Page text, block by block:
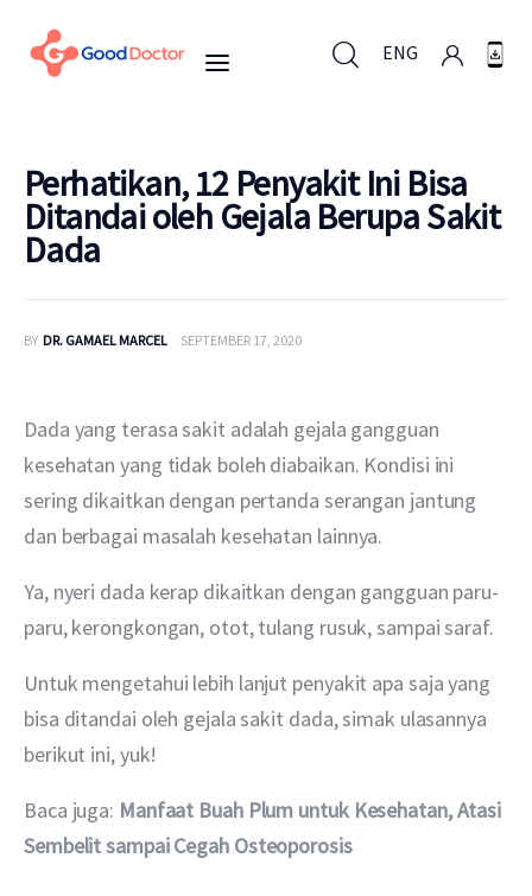
ENG
ENG
Berita
Layanan
Perhatikan, 12 Penyakit Ini Bisa
Ditandai oleh Gejala Berupa Sakit
Dada
BY DR. GAMAEL MARCEL SEPTEMBER 17, 2020
Dada yang terasa sakit adalah gejala gangguan
kesehatan yang tidak boleh diabaikan. Kondisi ini
sering dikaitkan dengan pertanda serangan jantung
dan berbagai masalah kesehatan lainnya.
Ya, nyeri dada kerap dikaitkan dengan gangguan paru-
paru, kerongkongan, otot, tulang rusuk, sampai saraf.
Untuk mengetahui lebih lanjut penyakit apa saja yang
bisa ditandai oleh gejala sakit dada, simak ulasannya
berikut ini, yuk!
Baca juga: Manfaat Buah Plum untuk Kesehatan, Atasi
Sembelit sampai Cegah Osteoporosis